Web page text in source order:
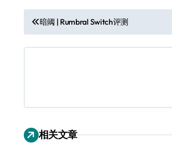
文
章
暗阈 | Rumbral Switch评测
相关文章